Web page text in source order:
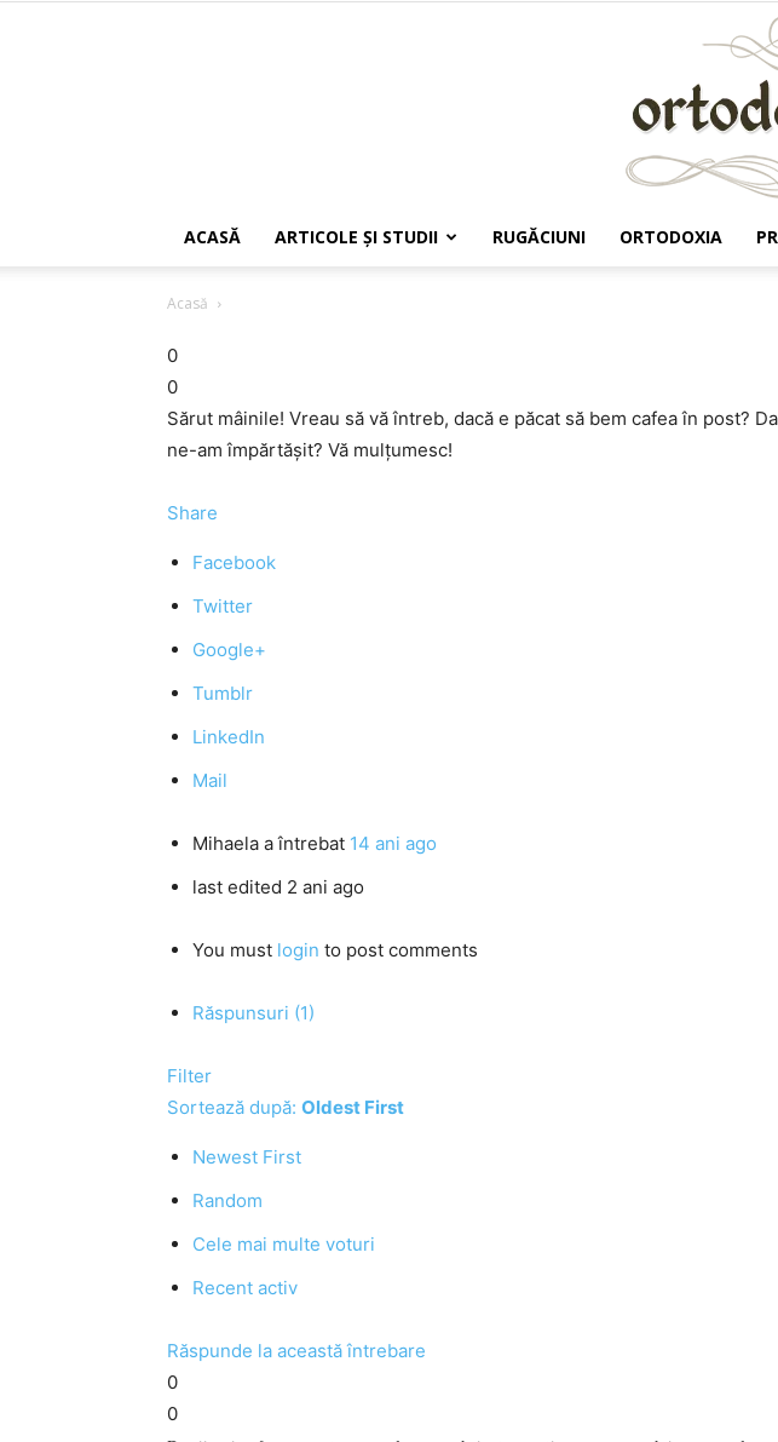
ACASĂ ARTICOLE ŞI STUDII RUGĂCIUNI ORTODOXIA
Acasă
0
0
Sărut mâinile! Vreau să vă întreb, dacă e păcat să bem cafea în post?
ne-am împărtăşit? Vă mulţumesc!
Share
Facebook
Twitter
Google+
Tumblr
LinkedIn
Mail
Mihaela a întrebat 14 ani ago
last edited 2 ani ago
You must login to post comments
Răspunsuri (1)
Filter
Sortează după: Oldest First
Newest First
Random
Cele mai multe voturi
Recent activ
Răspunde la această întrebare
0
0